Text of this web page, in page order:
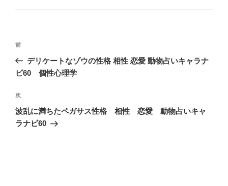
投
ナ
ゲ
ー
シ
前
の
投
前
デリケートなゾウの性格 相性 恋愛 動物占いキャラナ
ビ60 個性心理学
次
の
投
次
波乱に満ちたペガサス性格 相性 恋愛 動物占いキャ
ラナビ60